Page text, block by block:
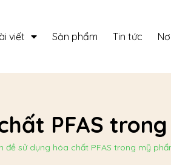
viết Sản phẩm Tin tức
PFAS
đề sử dụng hóa chất PFAS trong mỹ